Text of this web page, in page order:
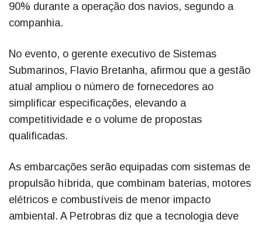
90% durante a operação dos navios, segundo a
companhia.
No evento, o gerente executivo de Sistemas
Submarinos, Flavio Bretanha, afirmou que a gestão
atual ampliou o número de fornecedores ao
simplificar especificações, elevando a
competitividade e o volume de propostas
qualificadas.
As embarcações serão equipadas com sistemas de
propulsão híbrida, que combinam baterias, motores
elétricos e combustíveis de menor impacto
ambiental. A Petrobras diz que a tecnologia deve